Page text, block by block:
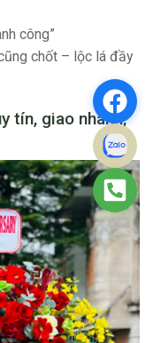
công”
chốt – lộc lá đầy
tín, giao nhanh,